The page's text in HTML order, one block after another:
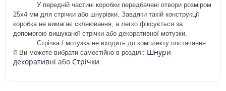
У передній частині коробки передбачені отвори розміром
25х4 мм для стрічки або шнурівки. Завдяки такій конструкції
коробка не вимагає склеювання, а легко фіксується за
допомогою вишуканої стрічки або декоративної мотузки.
Стрічка / мотузка не входить до комплекту постачання.
Її Ви можете вибрати самостійно в розділі: Шнури
декоративні або Стрічки